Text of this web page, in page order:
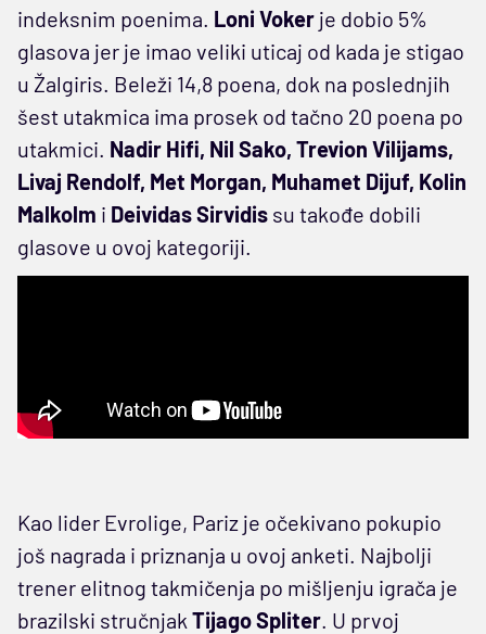
indeksnim poenima. Loni Voker je dobio 5%
glasova jer je imao veliki uticaj od kada je stigao
u Žalgiris. Beleži 14,8 poena, dok na poslednjih
šest utakmica ima prosek od tačno 20 poena po
utakmici. Nadir Hifi, Nil Sako, Trevion Vilijams,
Livaj Rendolf, Met Morgan, Muhamet Dijuf, Kolin
Malkolm i Deividas Sirvidis su takođe dobili
glasove u ovoj kategoriji.
Kao lider Evrolige, Pariz je očekivano pokupio
još nagrada i priznanja u ovoj anketi. Najbolji
trener elitnog takmičenja po mišljenju igrača je
brazilski stručnjak Tijago Spliter. U prvoj